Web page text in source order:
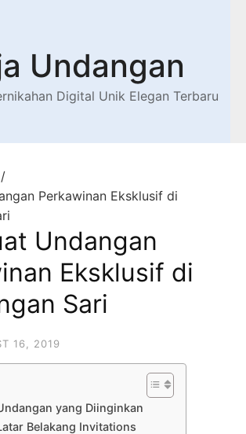
Undangan
Digital Unik Elegan Terbaru
Perkawinan Eksklusif di
Undangan
Eksklusif di
Sari
16, 2019
yang Diinginkan
Belakang Invitations